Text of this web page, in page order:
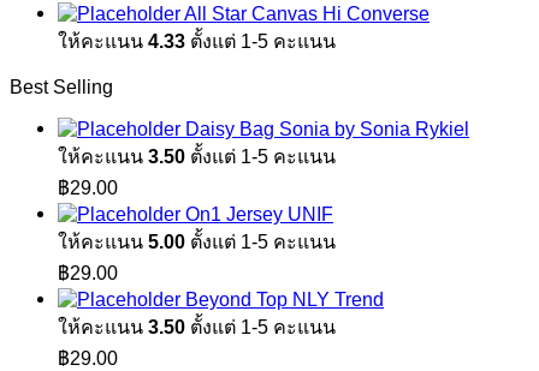
All Star Canvas Hi Converse
ให้คะแนน 4.33 ตั้งแต่ 1-5 คะแนน
Best Selling
Daisy Bag Sonia by Sonia Rykiel
ให้คะแนน 3.50 ตั้งแต่ 1-5 คะแนน
฿29.00
On1 Jersey UNIF
ให้คะแนน 5.00 ตั้งแต่ 1-5 คะแนน
฿29.00
Beyond Top NLY Trend
ให้คะแนน 3.50 ตั้งแต่ 1-5 คะแนน
฿29.00